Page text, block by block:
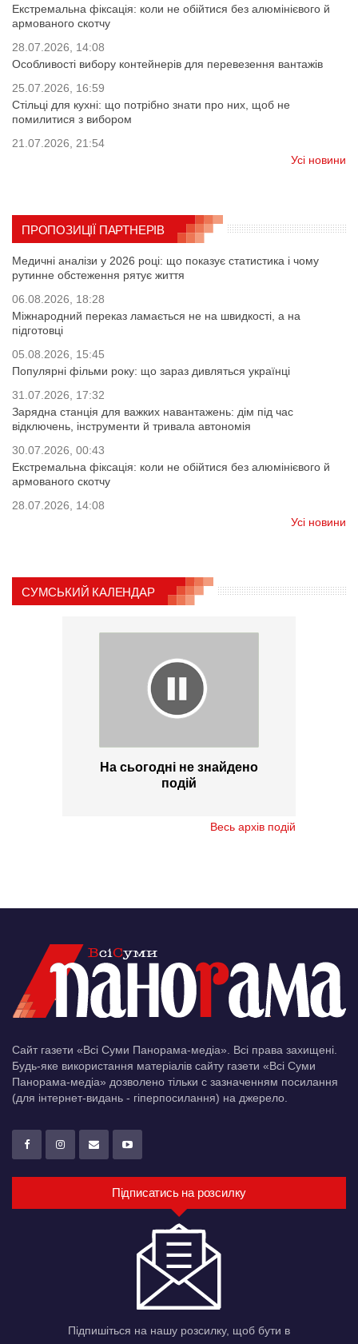
Екстремальна фіксація: коли не обійтися без алюмінієвого й
армованого скотчу
28.07.2026, 14:08
Особливості вибору контейнерів для перевезення вантажів
25.07.2026, 16:59
Стільці для кухні: що потрібно знати про них, щоб не
помилитися з вибором
21.07.2026, 21:54
Усі новини
ПРОПОЗИЦІЇ ПАРТНЕРІВ
Медичні аналізи у 2026 році: що показує статистика і чому
рутинне обстеження рятує життя
06.08.2026, 18:28
Міжнародний переказ ламається не на швидкості, а на
підготовці
05.08.2026, 15:45
Популярні фільми року: що зараз дивляться українці
31.07.2026, 17:32
Зарядна станція для важких навантажень: дім під час
відключень, інструменти й тривала автономія
30.07.2026, 00:43
Екстремальна фіксація: коли не обійтися без алюмінієвого й
армованого скотчу
28.07.2026, 14:08
Усі новини
СУМСЬКИЙ КАЛЕНДАР
На сьогодні не знайдено
подій
Весь архів подій
Сайт газети «Всі Суми Панорама-медіа». Всі права захищені.
Будь-яке використання матеріалів сайту газети «Всі Суми
Панорама-медіа» дозволено тільки c зазначенням посилання
(для інтернет-видань - гіперпосилання) на джерело.
Підписатись на розсилку
Підпишіться на нашу розсилку, щоб бути в